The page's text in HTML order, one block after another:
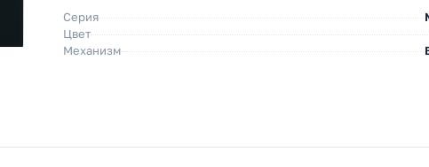
Серия
Цвет
Механизм